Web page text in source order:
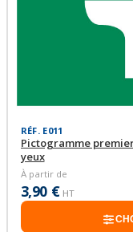
RÉF. E011
Pictogramme
yeux
À partir de
3,90 € HT